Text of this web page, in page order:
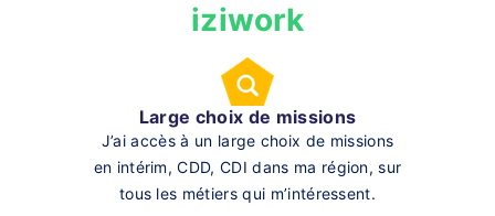
iziwork
Large choix de missions
J’ai accès à un large choix de missions
en intérim, CDD, CDI dans ma région, sur
tous les métiers qui m’intéressent.